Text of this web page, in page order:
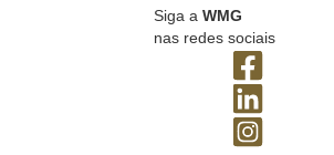
Siga a WMG
nas redes sociais